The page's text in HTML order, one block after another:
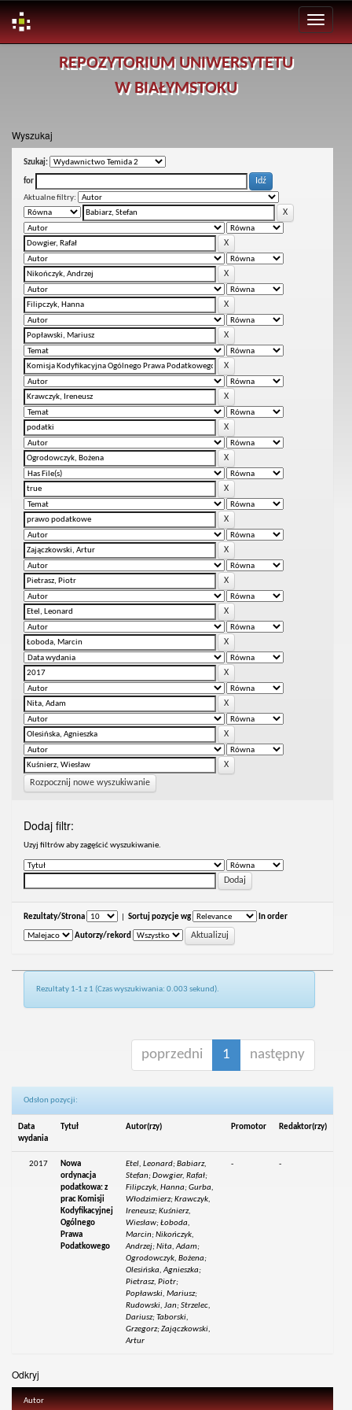
REPOZYTORIUM UNIWERSYTETU
W BIAŁYMSTOKU
Wyszukaj
Szukaj:
for
Aktualne filtry:
Rozpocznij nowe wyszukiwanie
Dodaj filtr:
Uzyj filtrów aby zagęścić wyszukiwanie.
Rezultaty/Strona Sortuj pozycje wg In order
Autorzy/rekord
Rezultaty 1-1 z 1 (Czas wyszukiwania: 0.003 sekund).
poprzedni 1 następny
Odsłon pozycji:
Data
wydania
Tytuł Autor(rzy) Promotor Redaktor(rzy)
2017
Nowa
ordynacja
podatkowa: z
prac Komisji
Kodyfikacyjnej
Ogólnego
Prawa
Podatkowego
Etel, Leonard; Babiarz,
Stefan; Dowgier, Rafał;
Filipczyk, Hanna; Gurba,
Włodzimierz; Krawczyk,
Ireneusz; Kuśnierz,
Wiesław; Łoboda,
Marcin; Nikończyk,
Andrzej; Nita, Adam;
Ogrodowczyk, Bożena;
Olesińska, Agnieszka;
Pietrasz, Piotr;
Popławski, Mariusz;
Rudowski, Jan; Strzelec,
Dariusz; Taborski,
Grzegorz; Zajączkowski,
Artur
- -
Odkryj
Autor